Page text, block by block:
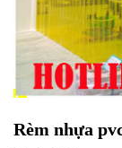
Rèm nhựa